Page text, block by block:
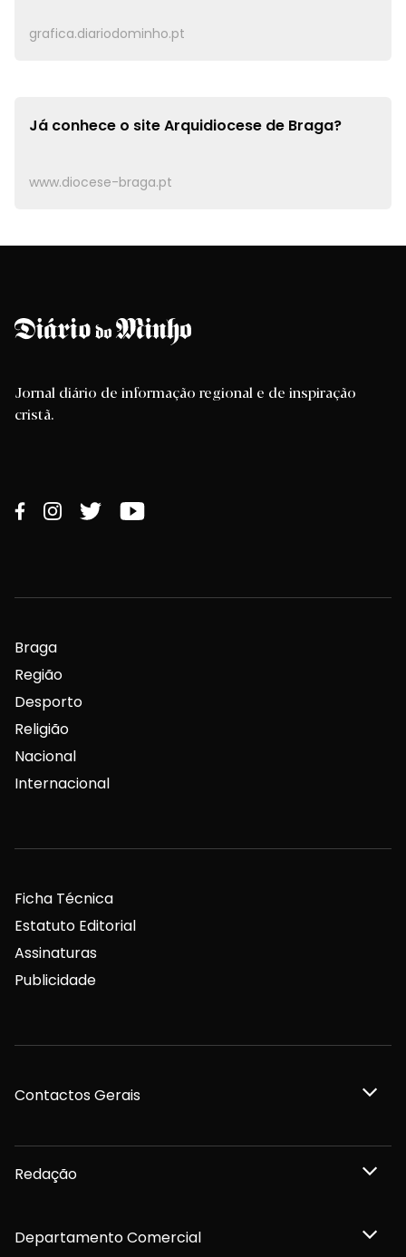
grafica.diariodominho.pt
Já conhece o siteArquidiocese de Braga?
www.diocese-braga.pt
Jornal diário de informação regional e de inspiração
cristã.
Braga
Região
Desporto
Religião
Nacional
Internacional
Ficha Técnica
Estatuto Editorial
Assinaturas
Publicidade
Contactos Gerais
Redação
Departamento Comercial